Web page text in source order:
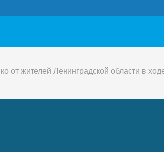
от жителей Ленинградской области в